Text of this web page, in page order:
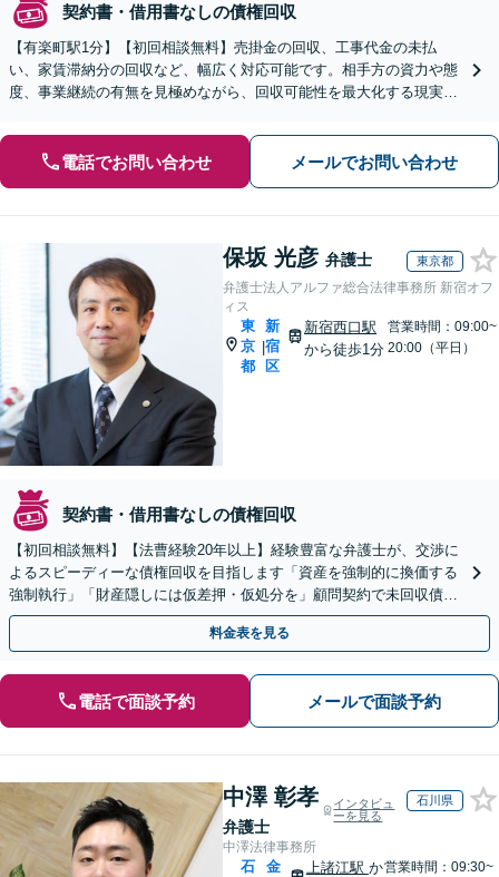
契約書・借用書なしの債権回収
【有楽町駅1分】【初回相談無料】売掛金の回収、工事代金の未払
い、家賃滞納分の回収など、幅広く対応可能です。相手方の資力や態
度、事業継続の有無を見極めながら、回収可能性を最大化する現実的
電話でお問い合わせ メールでお問い合わせ
保坂 光彦 弁護士 東京都
弁護士法人アルファ総合法律事務所 新宿オフ
ィス
東
京
都
|
新
宿
区
新宿西口駅
から徒歩1分
営業時間：09:00~
20:00（平日）
契約書・借用書なしの債権回収
【初回相談無料】【法曹経験20年以上】経験豊富な弁護士が、交渉に
よるスピーディーな債権回収を目指します「資産を強制的に換価する
強制執行」「財産隠しには仮差押・仮処分を」顧問契約で未回収債権
の発生を未然に防ぐ【電話相談】【新宿西口駅1分】
料金表を見る
電話で面談予約 メールで面談予約
中澤 彰孝
弁護士
インタビュ
ーを見る
石川県
中澤法律事務所
石
金
上諸江駅 か営業時間：09:30~